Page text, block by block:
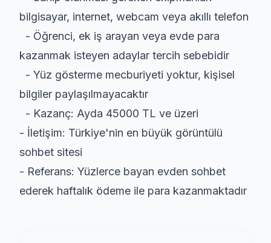
bilgisayar, internet, webcam veya akıllı telefon
- Öğrenci, ek iş arayan veya evde para
kazanmak isteyen adaylar tercih sebebidir
- Yüz gösterme mecburiyeti yoktur, kişisel
bilgiler paylaşılmayacaktır
- Kazanç: Ayda 45000 TL ve üzeri
- İletişim: Türkiye'nin en büyük görüntülü
sohbet sitesi
- Referans: Yüzlerce bayan evden sohbet
ederek haftalık ödeme ile para kazanmaktadır